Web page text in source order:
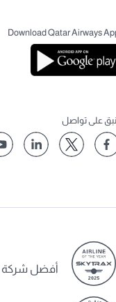
Download Qatar Airways
على تواصل
أفضل شركة